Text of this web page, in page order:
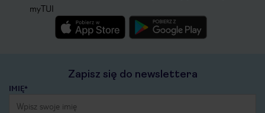
myTUI
Zapisz się do newslettera
IMIĘ*